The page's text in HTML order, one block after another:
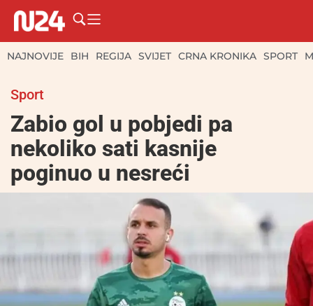
NAJNOVIJE BIH REGIJA SVIJET CRNA KRONIKA SPORT
Sport
Zabio gol u pobjedi pa
nekoliko sati kasnije
poginuo u nesreći